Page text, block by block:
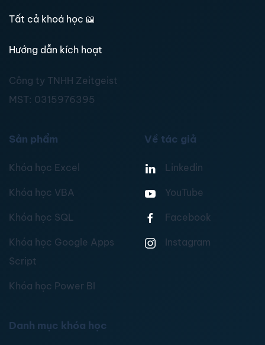
Tất cả khoá học 📖
Hướng dẫn kích hoạt
Công ty TNHH Zeitgeist
MST: 0315976395
Sản phẩm
Khóa học Excel
Khóa học VBA
Khóa học SQL
Khóa học Google Apps
Script
Khóa học Power BI
Về tác giả
Linkedin
YouTube
Facebook
Instagram
Danh mục khóa học